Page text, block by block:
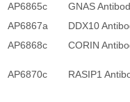
AP6865c
GNAS
AP6867a
DDX10
AP6868c
CORIN
AP6870c RASIP1